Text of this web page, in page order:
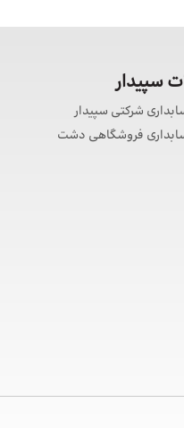
سپیدار
شرکتی سپیدار
فروشگاهی دشت